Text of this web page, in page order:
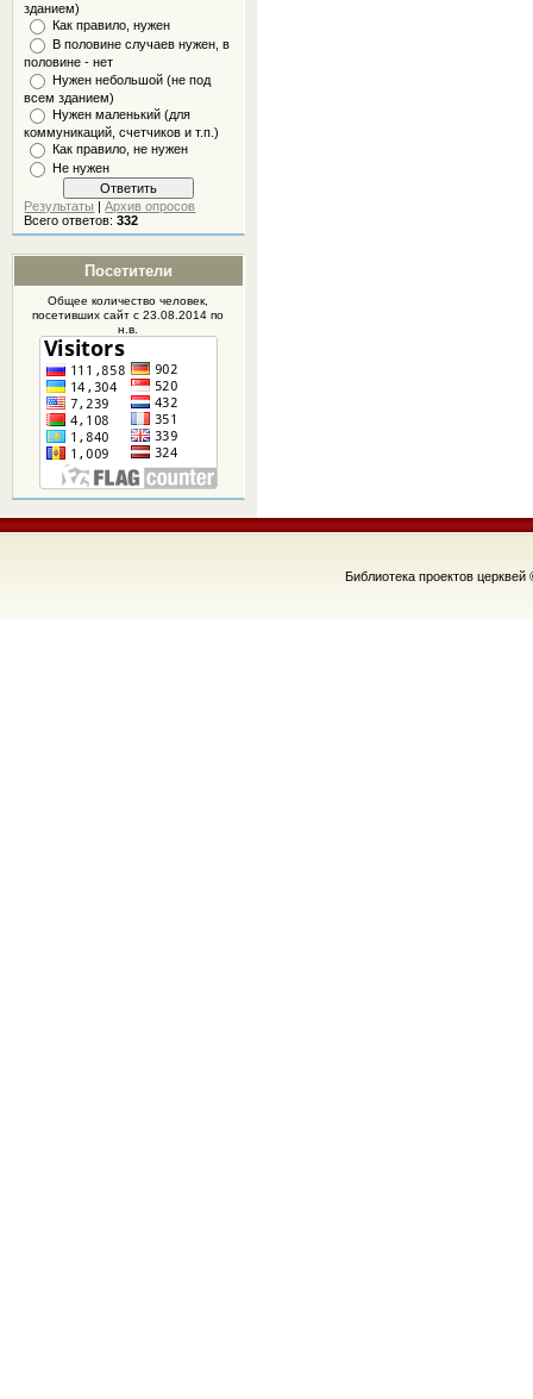
зданием)
Как правило, нужен
В половине случаев нужен, в
половине - нет
Нужен небольшой (не под
всем зданием)
Нужен маленький (для
коммуникаций, счетчиков и т.п.)
Как правило, не нужен
Не нужен
Результаты |Архив опросов
Всего ответов:332
Посетители
Общее количество человек,
посетившихсайтс 23.08.2014 по
н.в.
Библиотека проектов церквей